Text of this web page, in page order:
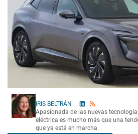
IRIS BELTRÁN
Apasionada de las nuevas
eléctrica es mucho más que una
que ya está en marcha.